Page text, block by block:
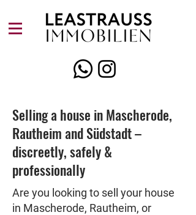
Selling a house in Mascherode,
Rautheim and Südstadt –
discreetly, safely &
professionally
Are you looking to sell your house
in Mascherode, Rautheim, or